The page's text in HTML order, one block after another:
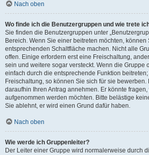
Nach oben
Wo finde ich die Benutzergruppen und wie trete
Sie finden die Benutzergruppen unter
Bereich. Wenn Sie einer beitreten möchten, können
entsprechenden Schaltfläche machen. Nicht alle
offen. Einige erfordern erst eine Freischaltung,
sein und weitere sogar versteckt. Wenn die Gruppe
einfach durch die entsprechende Funktion
Freischaltung, so können Sie sich für sie
daraufhin Ihren Antrag annehmen. Er könnte
aufgenommen werden möchten. Bitte belästige
Sie ablehnt, er wird einen Grund dafür haben.
Nach oben
Wie werde ich Gruppenleiter?
Der Leiter einer Gruppe wird normalerweise durch